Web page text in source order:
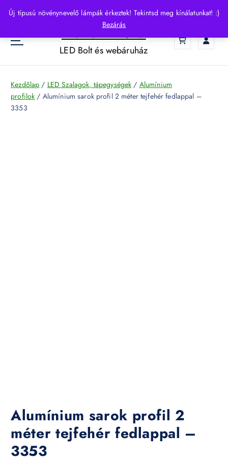
Új típusú növénynevelő lámpák érkeztek! Tekintsd meg kínálatunkat! :)
Bezárás
p
o
HelloLED.hu
LED Bolt és webáruház
Kezdőlap / LED Szalagok, tápegységek / Alumínium
profilok / Alumínium sarok profil 2 méter tejfehér fedlappal –
3353
Alumínium sarok profil 2
méter tejfehér fedlappal –
3353